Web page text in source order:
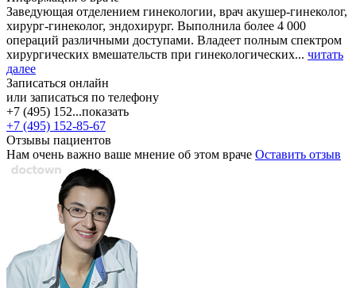
Заведующая отделением гинекологии, врач акушер-гинеколог,
хирург-гинеколог, эндохирург. Выполнила более 4 000
операций различными доступами. Владеет полным спектром
хирургических вмешательств при гинекологических... читать
далее
Записаться онлайн
или записаться по телефону
+7 (495) 152...показать
+7 (495) 152-85-67
Отзывы пациентов
Нам очень важно ваше мнение об этом враче Оставить отзыв